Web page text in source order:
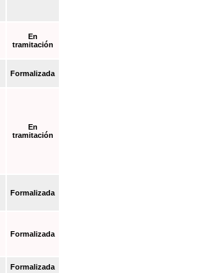
En
tramitación
Formalizada
En
tramitación
Formalizada
Formalizada
Formalizada